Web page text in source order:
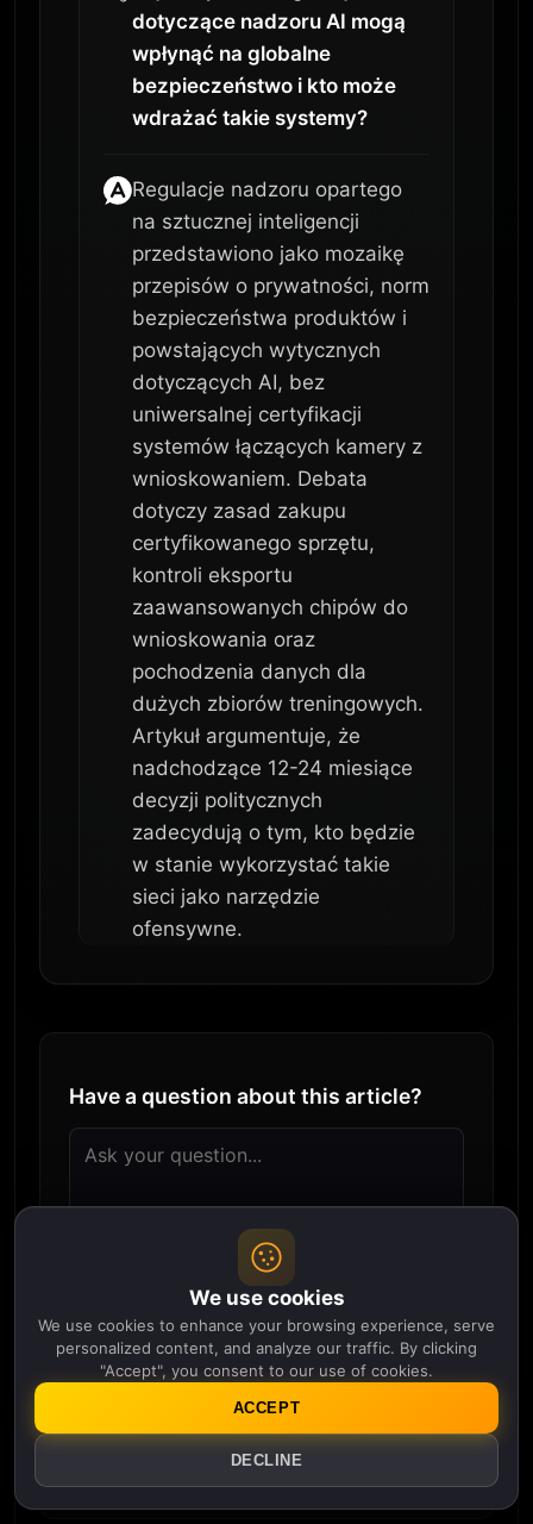
dotyczące nadzoru AI mogą
wpłynąć na globalne
bezpieczeństwo i kto może
wdrażać takie systemy?
Regulacje nadzoru opartego
na sztucznej inteligencji
przedstawiono jako mozaikę
przepisów o prywatności, norm
bezpieczeństwa produktów i
powstających wytycznych
dotyczących AI, bez
uniwersalnej certyfikacji
systemów łączących kamery z
wnioskowaniem. Debata
dotyczy zasad zakupu
certyfikowanego sprzętu,
kontroli eksportu
zaawansowanych chipów do
wnioskowania oraz
pochodzenia danych dla
dużych zbiorów treningowych.
Artykuł argumentuje, że
nadchodzące 12-24 miesiące
decyzji politycznych
zadecydują o tym, kto będzie
w stanie wykorzystać takie
sieci jako narzędzie
ofensywne.
Have a question about this article?
Questions are reviewed before publishing. We'll
answer the best ones!
We use cookies
We use cookies to enhance your browsing experience, serve
personalized content, and analyze our traffic. By clicking
"Accept", you consent to our use of cookies.
DECLINE
ACCEPT